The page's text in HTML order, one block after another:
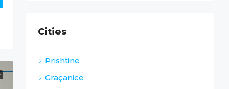
Cities
Prishtinë
Graçanicë